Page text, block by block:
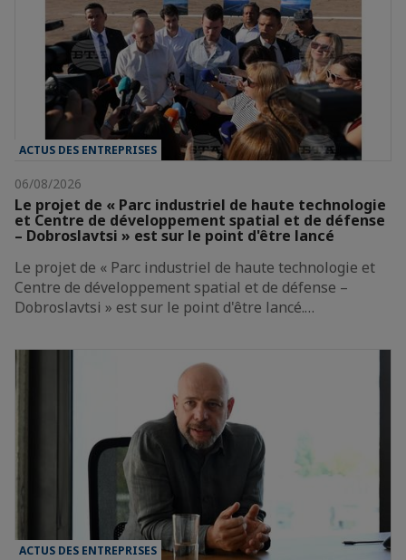
ACTUS DES ENTREPRISES
06/08/2026
Le projet de « Parc industriel de haute technologie
et Centre de développement spatial et de défense
– Dobroslavtsi » est sur le point d'être lancé
Le projet de « Parc industriel de haute technologie et
Centre de développement spatial et de défense –
Dobroslavtsi » est sur le point d'être lancé.…
ACTUS DES ENTREPRISES